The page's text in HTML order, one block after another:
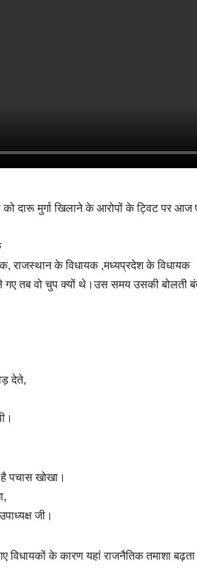
दारू मुर्गा खिलाने के आरोपों के ट्विट पर आज
राजस्थान के विधायक ,मध्यप्रदेश के विधायक
तब वो चुप क्यों थे।उस समय उसकी बोलती बंद
देते,
पचास खोखा।
जी।
के कारण यहां राजनैतिक तमाशा